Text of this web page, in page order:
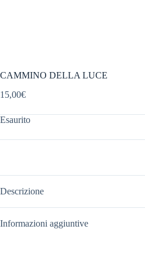
CAMMINO DELLA LUCE
15,00€
Esaurito
Descrizione
Informazioni aggiuntive